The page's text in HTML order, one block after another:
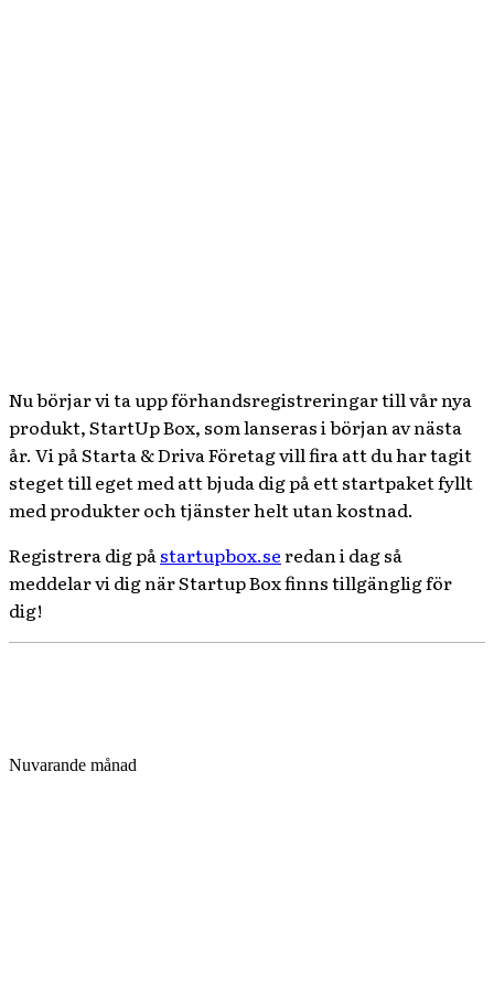
Nu börjar vi ta upp förhandsregistreringar till vår nya
produkt, StartUp Box, som lanseras i början av nästa
år. Vi på Starta & Driva Företag vill fira att du har tagit
steget till eget med att bjuda dig på ett startpaket fyllt
med produkter och tjänster helt utan kostnad.
Registrera dig påstartupbox.seredan i dag så
meddelar vi dig när Startup Box finns tillgänglig för
dig!
Nuvarande månad